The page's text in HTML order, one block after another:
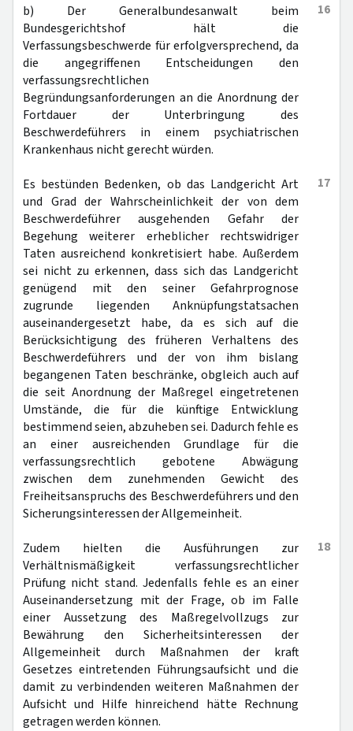
16
b) Der Generalbundesanwalt beim
Bundesgerichtshof hält die
Verfassungsbeschwerde für erfolgversprechend, da
die angegriffenen Entscheidungen den
verfassungsrechtlichen
Begründungsanforderungen an die Anordnung der
Fortdauer der Unterbringung des
Beschwerdeführers in einem psychiatrischen
Krankenhaus nicht gerecht würden.
17
Es bestünden Bedenken, ob das Landgericht Art
und Grad der Wahrscheinlichkeit der von dem
Beschwerdeführer ausgehenden Gefahr der
Begehung weiterer erheblicher rechtswidriger
Taten ausreichend konkretisiert habe. Außerdem
sei nicht zu erkennen, dass sich das Landgericht
genügend mit den seiner Gefahrprognose
zugrunde liegenden Anknüpfungstatsachen
auseinandergesetzt habe, da es sich auf die
Berücksichtigung des früheren Verhaltens des
Beschwerdeführers und der von ihm bislang
begangenen Taten beschränke, obgleich auch auf
die seit Anordnung der Maßregel eingetretenen
Umstände, die für die künftige Entwicklung
bestimmend seien, abzuheben sei. Dadurch fehle es
an einer ausreichenden Grundlage für die
verfassungsrechtlich gebotene Abwägung
zwischen dem zunehmenden Gewicht des
Freiheitsanspruchs des Beschwerdeführers und den
Sicherungsinteressen der Allgemeinheit.
18
Zudem hielten die Ausführungen zur
Verhältnismäßigkeit verfassungsrechtlicher
Prüfung nicht stand. Jedenfalls fehle es an einer
Auseinandersetzung mit der Frage, ob im Falle
einer Aussetzung des Maßregelvollzugs zur
Bewährung den Sicherheitsinteressen der
Allgemeinheit durch Maßnahmen der kraft
Gesetzes eintretenden Führungsaufsicht und die
damit zu verbindenden weiteren Maßnahmen der
Aufsicht und Hilfe hinreichend hätte Rechnung
getragen werden können.